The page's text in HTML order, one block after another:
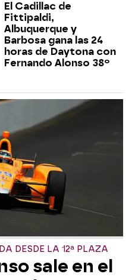
El Cadillac de
Fittipaldi,
Albuquerque y
Barbosa gana las 24
horas de Daytona con
Fernando Alonso 38º
DESDE LA 12ª PLAZA
sale en el